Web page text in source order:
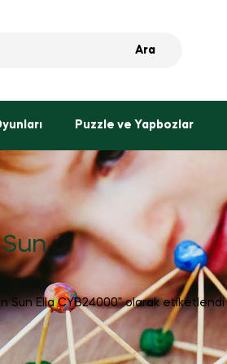
Ara
Puzzle ve Yapbozlar
Sun Ella CYB24000” olarak etiketlendi